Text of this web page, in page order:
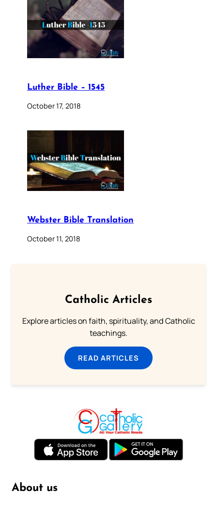
Luther Bible – 1545
October 17, 2018
Webster Bible Translation
October 11, 2018
Catholic Articles
Explore articles on faith, spirituality, and Catholic
teachings.
READ ARTICLES
About us